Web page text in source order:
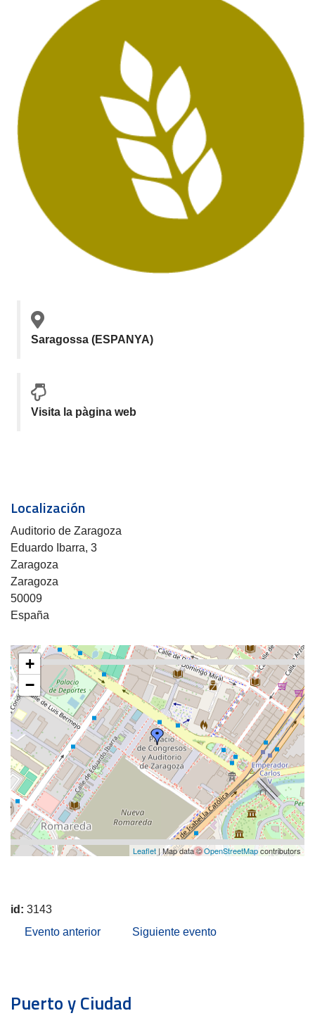
Saragossa (ESPANYA)
Visita la pàgina web
Localización
Auditorio de Zaragoza
Eduardo Ibarra, 3
Zaragoza
Zaragoza
50009
España
+
−
Leaflet | Map data ©OpenStreetMapcontributors
id: 3143
Evento anterior
Siguiente evento
Puerto y Ciudad